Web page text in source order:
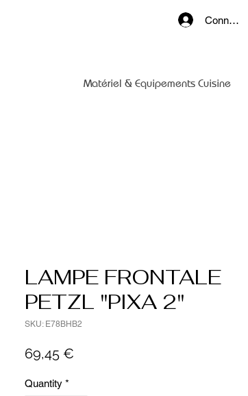
Connexion
Matériel & Equipements Cuisine
LAMPE FRONTALE
PETZL "PIXA 2"
SKU: E78BHB2
69,45 €
Quantity *